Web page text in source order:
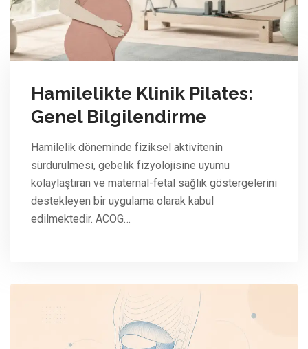
Hamilelikte Klinik Pilates:
Genel Bilgilendirme
Hamilelik döneminde fiziksel aktivitenin
sürdürülmesi, gebelik fizyolojisine uyumu
kolaylaştıran ve maternal-fetal sağlık göstergelerini
destekleyen bir uygulama olarak kabul
edilmektedir. ACOG…